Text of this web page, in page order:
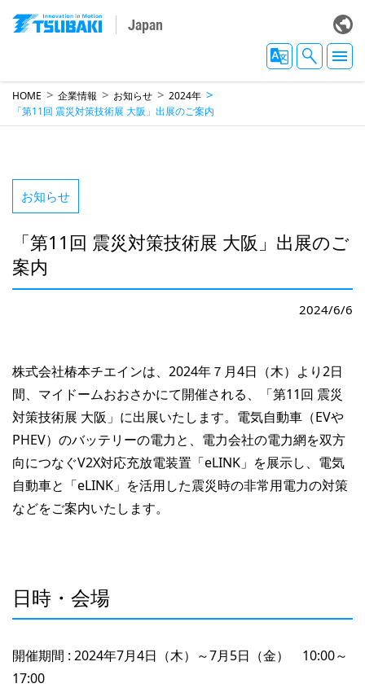
Japan
HOME 企業情報 お知らせ
2024年
「第11回 震災対策技術展 大阪」出展のご案内
お知らせ
「第11回 震災対策技術展 大阪」出展のご
案内
2024/6/6
株式会社椿本チエインは、2024年７月4日（木）より2日
間、マイドームおおさかにて開催される、「第11回 震災
対策技術展 大阪」に出展いたします。電気自動車（EVや
PHEV）のバッテリーの電力と、電力会社の電力網を双方
向につなぐV2X対応充放電装置「eLINK」を展示し、電気
自動車と「eLINK」を活用した震災時の非常用電力の対策
などをご案内いたします。
日時・会場
開催期間 : 2024年7月4日（木）～7月5日（金） 10:00～
17:00